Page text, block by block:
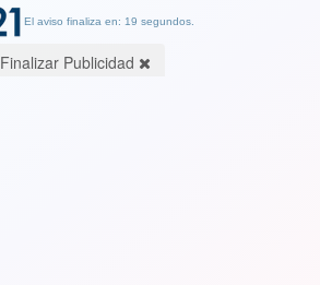
El aviso finaliza en: 19 segundos.
Finalizar Publicidad